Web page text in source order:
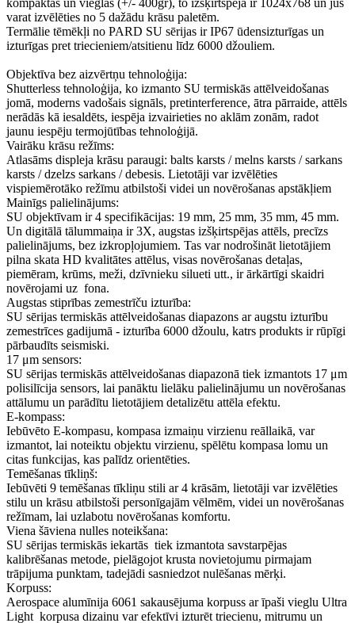
varat izvēlēties no 5 dažādu krāsu paletēm.
Termālie tēmēkļi no PARD SU sērijas ir IP67 ūdensizturīgas un
izturīgas pret triecieniem/atsitienu līdz 6000 džouliem.
Objektīva bez aizvērtņu tehnoloģija:
Shutterless tehnoloģija, ko izmanto SU termiskās attēlveidošanas
jomā, moderns vadošais signāls, pretinterference, ātra pārraide, attēls
nerādās kā iesaldēts, iespēja izvairieties no aklām zonām, radot
jaunu iespēju termojūtības tehnoloģijā.
Vairāku krāsu režīms:
Atlasāms displeja krāsu paraugi: balts karsts / melns karsts / sarkans
karsts / dzelzs sarkans / debesis. Lietotāji var izvēlēties
vispiemērotāko režīmu atbilstoši videi un novērošanas apstākļiem
Mainīgs palielinājums:
SU objektīvam ir 4 specifikācijas: 19 mm, 25 mm, 35 mm, 45 mm.
Un digitālā tālummaiņa ir 3X, augstas izšķirtspējas attēls, precīzs
palielinājums, bez izkropļojumiem. Tas var nodrošināt lietotājiem
pilna skata HD kvalitātes attēlus, visas novērošanas detaļas,
piemēram, krūms, meži, dzīvnieku silueti utt., ir ārkārtīgi skaidri
novērojami uz fona.
Augstas stiprības zemestrīču izturība:
SU sērijas termiskās attēlveidošanas diapazons ar augstu izturību
zemestrīces gadijumā - izturība 6000 džoulu, katrs produkts ir rūpīgi
pārbaudīts seismiski.
17 μm sensors:
SU sērijas termiskās attēlveidošanas diapazonā tiek izmantots 17 μm
polisilīcija sensors, lai panāktu lielāku palielinājumu un novērošanas
attālumu un parādītu lietotājiem detalizētu attēla efektu.
E-kompass:
Iebūvēto E-kompasu, kompasa izmaiņu virzienu reāllaikā, var
izmantot, lai noteiktu objektu virzienu, spēlētu kompasa lomu un
citas funkcijas, kas palīdz orientēties.
Temēšanas tīkliņš:
Iebūvēti 9 temēšanas tīkliņu stili ar 4 krāsām, lietotāji var izvēlēties
stilu un krāsu atbilstoši personīgajām vēlmēm, videi un novērošanas
režīmam, lai uzlabotu novērošanas komfortu.
Viena šāviena nulles noteikšana:
SU sērijas termiskās iekartās tiek izmantota savstarpējas
kalibrēšanas metode, pielāgojot krusta novietojumu pirmajam
trāpijuma punktam, tadejādi sasniedzot nulēšanas mērķi.
Korpuss:
Aerospace alumīnija 6061 sakausējuma korpuss ar īpaši vieglu Ultra
Light korpusa dizainu var efektīvi izturēt triecienu, mitrumu un